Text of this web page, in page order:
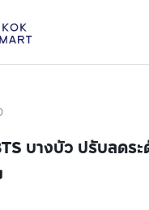
บางบัว ปรับลดระ